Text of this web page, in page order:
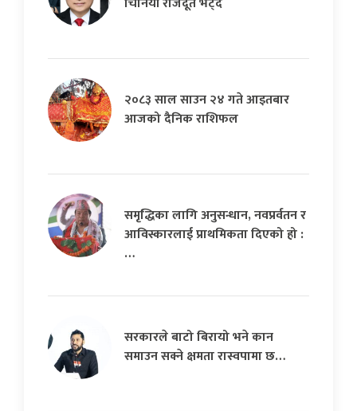
२०८३ साल साउन २४ गते आइतबार
आजको दैनिक राशिफल
समृद्धिका लागि अनुसन्धान, नवप्रर्वतन र
आविस्कारलाई प्राथमिकता दिएको हो :
…
सरकारले बाटो बिरायो भने कान
समाउन सक्ने क्षमता रास्वपामा छ…